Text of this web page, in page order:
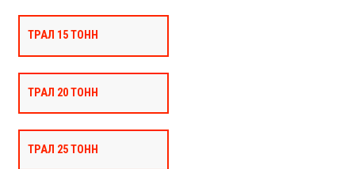
ТРАЛ 15 ТОНН
ТРАЛ 20 ТОНН
ТРАЛ 25 ТОНН